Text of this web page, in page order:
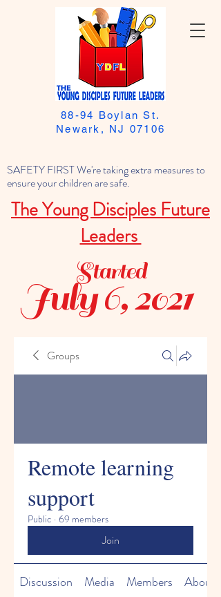
SAFETY FIRST We're taking extra measures to
ensure your children are safe.
The Young Disciples Future
Leaders
88-94 Boylan St.
Newark, NJ 07106
July 6, 2021
Started
Groups
Remote learning
support
Public · 69 members
Join
Discussion Media Members About